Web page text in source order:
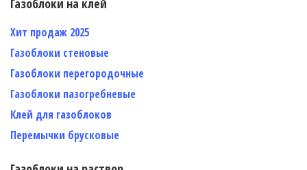
Газоблоки на клей
Хит продаж 2025
Газоблоки стеновые
Газоблоки перегородочные
Газоблоки пазогребневые
Клей для газоблоков
Перемычки брусковые